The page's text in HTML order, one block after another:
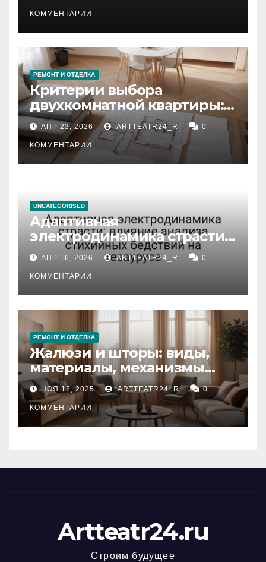
КОММЕНТАРИИ
РЕМОНТ И ОТДЕЛКА
Критерии выбора
двухкомнатной квартиры:
планировка, площадь,
состояние и документация
АПР 23, 2026 ARTTEATR24_R 0
КОММЕНТАРИИ
UNCATEGORISED
Адаптивная
электродинамика страсти:
влияние анализа
стихийных бедствий на
тезауруса
АПР 16, 2026 ARTTEATR24_R 0
КОММЕНТАРИИ
РЕМОНТ И ОТДЕЛКА
Жалюзи и шторы: виды,
материалы, механизмы
управления и уход
НОЯ 12, 2025 ARTTEATR24_R 0
КОММЕНТАРИИ
Artteatr24.ru
Строим будущее